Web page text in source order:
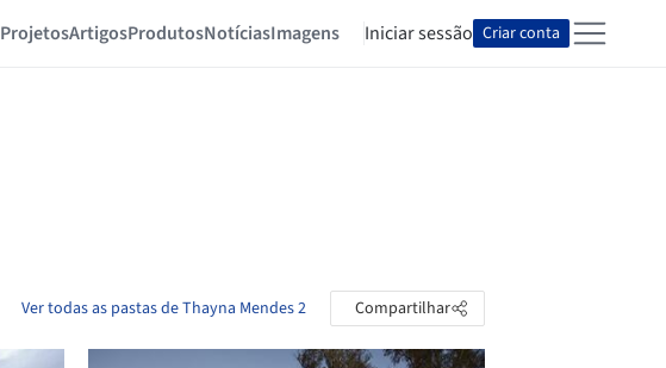
ProjetosArtigosProdutosNotíciasImagens Iniciar sessão Criar conta
Ver todas as pastas de Thayna Mendes 2 Compartilhar